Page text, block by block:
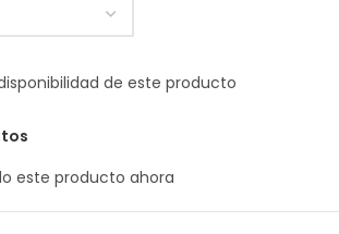
este producto ahora